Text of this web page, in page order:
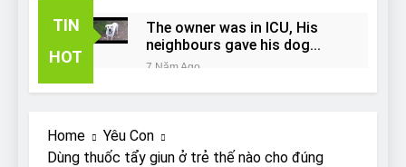
TIN
HOT
The owner was in ICU, His
neighbours gave his dog
away!
7 Năm Ago
Why Do Bulldogs Snore?
And How to Minimize It!
Home
Yêu Con
Dùng thuốc tẩy giun ở trẻ thế nào cho đúng